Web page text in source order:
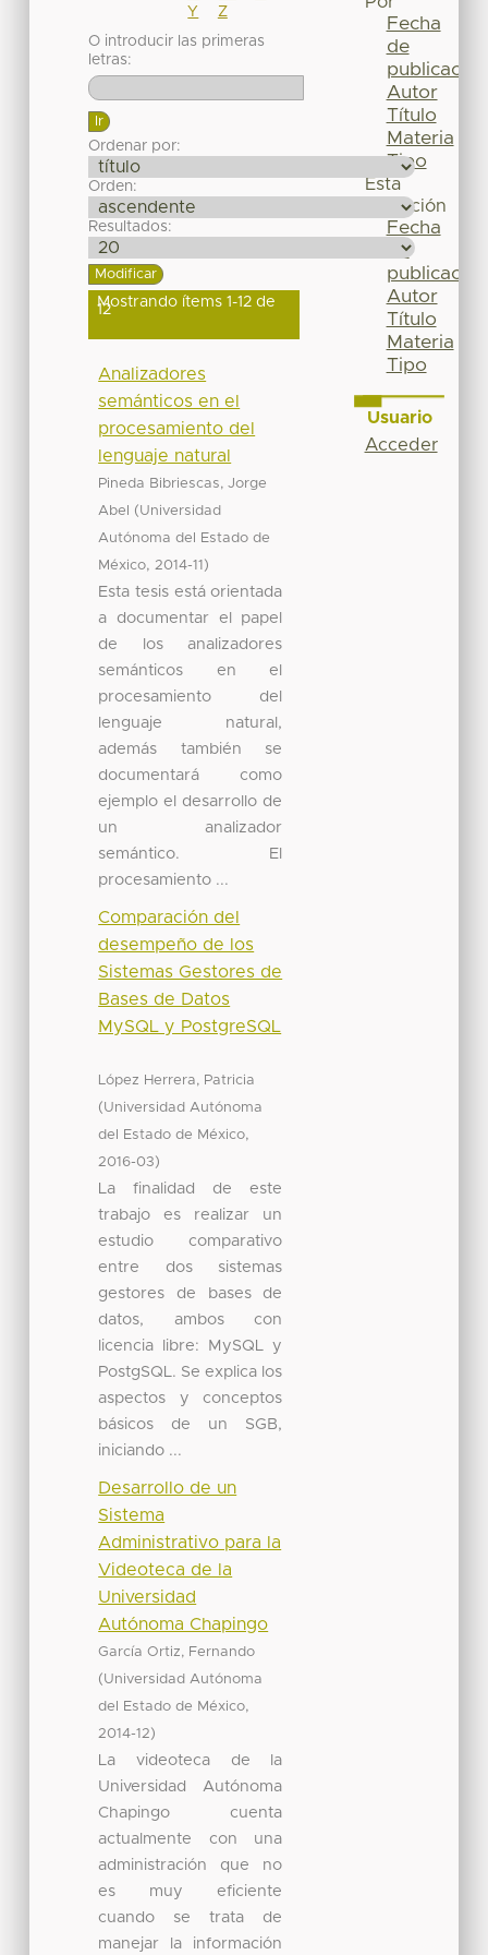
Y
Z
O introducir las primeras
letras:
Ordenar por:
Orden:
Resultados:
Mostrando ítems 1-12 de
12
Analizadores
semánticos en el
procesamiento del
lenguaje natural
Pineda Bibriescas, Jorge
Abel
(Universidad
Autónoma del Estado de
México, 2014-11 )
Esta tesis está orientada
a documentar el papel
de los analizadores
semánticos en el
procesamiento del
lenguaje natural,
además también se
documentará como
ejemplo el desarrollo de
un analizador
semántico. El
procesamiento ...
Comparación del
desempeño de los
Sistemas Gestores de
Bases de Datos
MySQL y PostgreSQL
López Herrera, Patricia
(Universidad Autónoma
del Estado de México,
2016-03)
La finalidad de este
trabajo es realizar un
estudio comparativo
entre dos sistemas
gestores de bases de
datos, ambos con
licencia libre: MySQL y
PostgSQL. Se explica los
aspectos y conceptos
básicos de un SGB,
iniciando ...
Desarrollo de un
Sistema
Administrativo para la
Videoteca de la
Universidad
Autónoma Chapingo
García Ortiz, Fernando
(Universidad Autónoma
del Estado de México,
2014-12)
La videoteca de la
Universidad Autónoma
Chapingo cuenta
actualmente con una
administración que no
es muy eficiente
cuando se trata de
manejar la información
Fecha
de
publicación
Autor
Título
Materia
Tipo
Esta
colección
Fecha
de
publicación
Autor
Título
Materia
Tipo
Usuario
Acceder